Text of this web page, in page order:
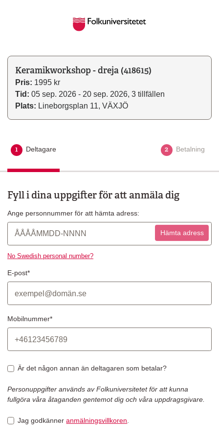
Keramikworkshop - dreja (418615)
Pris: 1995 kr
Tid: 05 sep. 2026 - 20 sep. 2026, 3 tillfällen
Plats: Lineborgsplan 11, VÄXJÖ
1 Aktuellt steg
Deltagare 2 Betalning
Fyll i dina uppgifter för att anmäla dig
Ange personnummer för att hämta adress:
Hämta adress
No Swedish personal number?
E-post*
Mobilnummer*
Är det någon annan än deltagaren som betalar?
Personuppgifter används av Folkuniversitetet för att kunna
fullgöra våra åtaganden gentemot dig och våra uppdragsgivare.
Jag godkänneranmälningsvillkoren